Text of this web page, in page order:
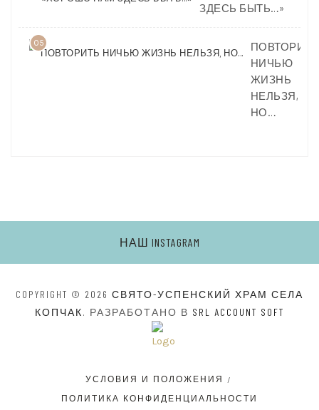
ЗДЕСЬ БЫТЬ…»
05
ПОВТОРИТЬ
НИЧЬЮ
ЖИЗНЬ
НЕЛЬЗЯ,
НО…
НАШ INSTAGRAM
COPYRIGHT © 2026 СВЯТО-УСПЕНСКИЙ ХРАМ СЕЛА
КОПЧАК. РАЗРАБОТАНО В SRL ACCOUNT SOFT
УСЛОВИЯ И ПОЛОЖЕНИЯ
ПОЛИТИКА КОНФИДЕНЦИАЛЬНОСТИ